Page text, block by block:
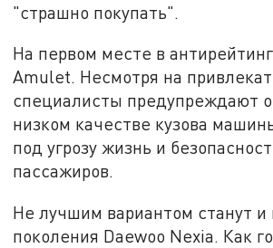
"страшно покупать".
На первом месте в
Amulet. Несмотря на
специалисты предупреждают
низком качестве кузова
под угрозу жизнь и
пассажиров.
Не лучшим вариантом станут и
поколения Daewoo Nexia. Как